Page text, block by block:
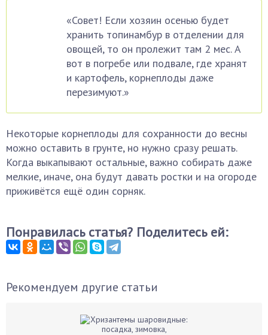
«Совет! Если хозяин осенью будет
хранить топинамбур в отделении для
овощей, то он пролежит там 2 мес. А
вот в погребе или подвале, где хранят
и картофель, корнеплоды даже
перезимуют.»
Некоторые корнеплоды для сохранности до весны
можно оставить в грунте, но нужно сразу решать.
Когда выкапывают остальные, важно собирать даже
мелкие, иначе, она будут давать ростки и на огороде
приживётся ещё один сорняк.
Понравилась статья? Поделитесь ей:
Рекомендуем другие статьи